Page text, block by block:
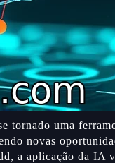
uma
novas
a aplicação da IA